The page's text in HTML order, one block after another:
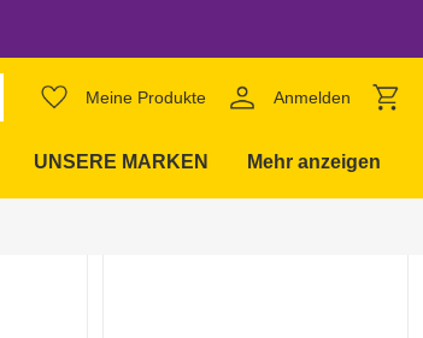
Meine Produkte Anmelden
UNSERE MARKEN Mehr anzeigen